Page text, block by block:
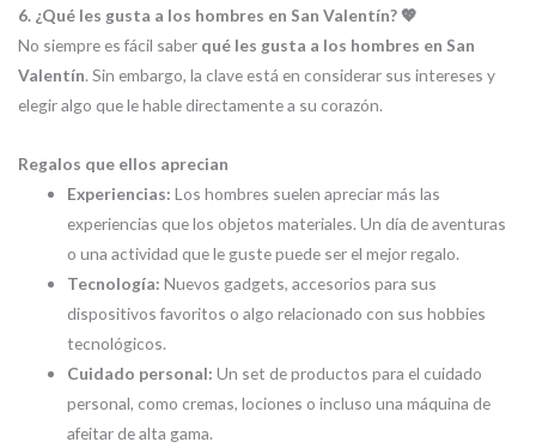
6. ¿Qué les gusta a los hombres en San Valentín? 💖
No siempre es fácil saber qué les gusta a los hombres en San
Valentín. Sin embargo, la clave está en considerar sus intereses y
elegir algo que le hable directamente a su corazón.
Regalos que ellos aprecian
Experiencias: Los hombres suelen apreciar más las
experiencias que los objetos materiales. Un día de aventuras
o una actividad que le guste puede ser el mejor regalo.
Tecnología: Nuevos gadgets, accesorios para sus
dispositivos favoritos o algo relacionado con sus hobbies
tecnológicos.
Cuidado personal: Un set de productos para el cuidado
personal, como cremas, lociones o incluso una máquina de
afeitar de alta gama.